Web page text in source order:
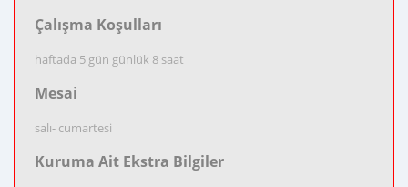
Çalışma Koşulları
haftada 5 gün günlük 8 saat
Mesai
salı- cumartesi
Kuruma Ait Ekstra Bilgiler